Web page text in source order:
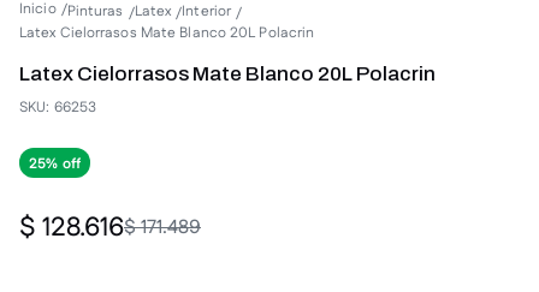
Pinturas Latex Interior
Latex Cielorrasos Mate Blanco 20L Polacrin
Latex Cielorrasos Mate Blanco 20L Polacrin
SKU: 66253
25%
$171.489
$128.616